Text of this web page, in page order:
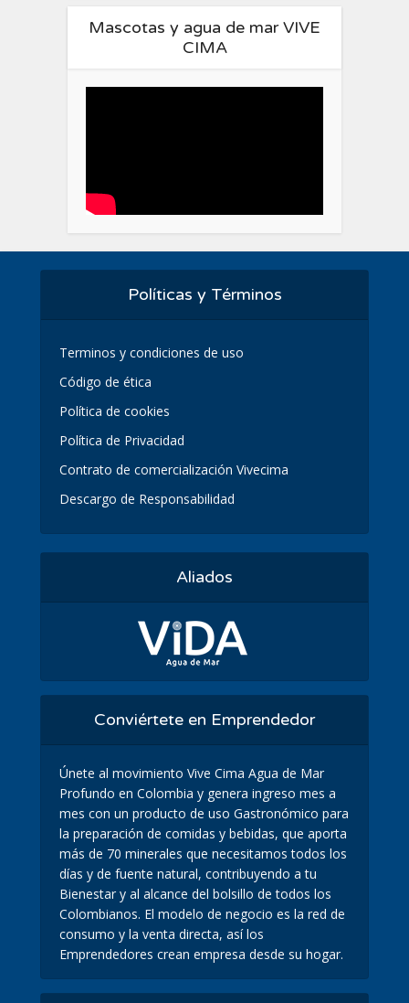
Mascotas y agua de mar VIVE
CIMA
Políticas y Términos
Terminos y condiciones de uso
Código de ética
Política de cookies
Política de Privacidad
Contrato de comercialización Vivecima
Descargo de Responsabilidad
Aliados
Conviértete en Emprendedor
Únete al movimiento Vive Cima Agua de Mar
Profundo en Colombia y genera ingreso mes a
mes con un producto de uso Gastronómico para
la preparación de comidas y bebidas, que aporta
más de 70 minerales que necesitamos todos los
días y de fuente natural, contribuyendo a tu
Bienestar y al alcance del bolsillo de todos los
Colombianos. El modelo de negocio es la red de
consumo y la venta directa, así los
Emprendedores crean empresa desde su hogar.